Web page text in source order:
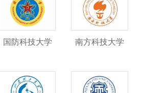
国防科技大学 南方科技大学